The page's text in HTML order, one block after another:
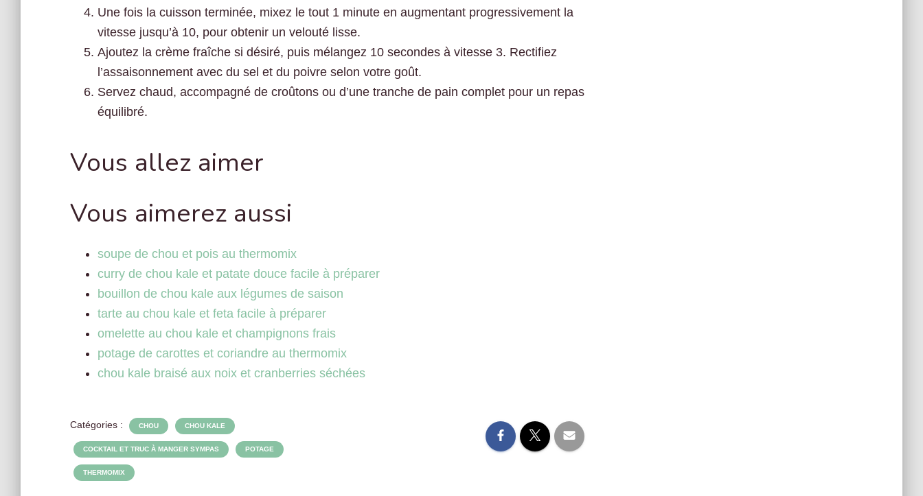
Une fois la cuisson terminée, mixez le tout 1 minute en augmentant progressivement la
vitesse jusqu’à 10, pour obtenir un velouté lisse.
Ajoutez la crème fraîche si désiré, puis mélangez 10 secondes à vitesse 3. Rectifiez
l’assaisonnement avec du sel et du poivre selon votre goût.
Servez chaud, accompagné de croûtons ou d’une tranche de pain complet pour un repas
équilibré.
Vous allez aimer
Vous aimerez aussi
soupe de chou et pois au thermomix
curry de chou kale et patate douce facile à préparer
bouillon de chou kale aux légumes de saison
tarte au chou kale et feta facile à préparer
omelette au chou kale et champignons frais
potage de carottes et coriandre au thermomix
chou kale braisé aux noix et cranberries séchées
Catégories : CHOU CHOU KALE
COCKTAIL ET TRUC À MANGER SYMPAS POTAGE
THERMOMIX